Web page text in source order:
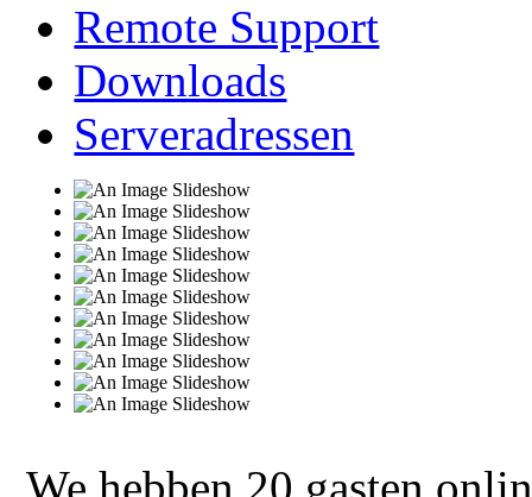
Remote Support
Downloads
Serveradressen